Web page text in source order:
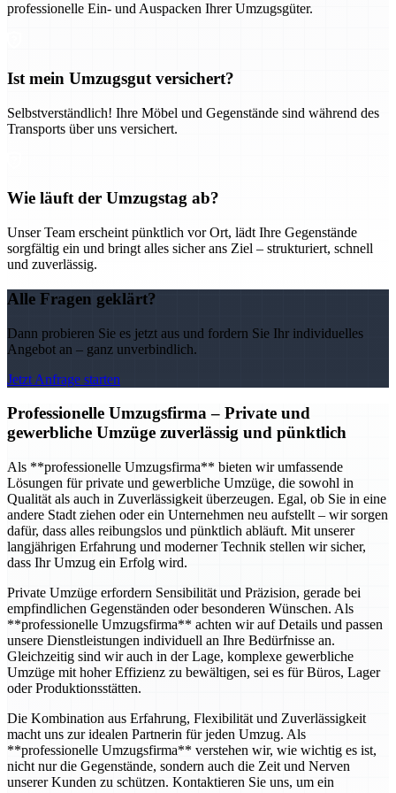
professionelle Ein- und Auspacken Ihrer Umzugsgüter.
Ist mein Umzugsgut versichert?
Selbstverständlich! Ihre Möbel und Gegenstände sind während des
Transports über uns versichert.
Wie läuft der Umzugstag ab?
Unser Team erscheint pünktlich vor Ort, lädt Ihre Gegenstände
sorgfältig ein und bringt alles sicher ans Ziel – strukturiert, schnell
und zuverlässig.
Alle Fragen geklärt?
Dann probieren Sie es jetzt aus und fordern Sie Ihr individuelles
Angebot an – ganz unverbindlich.
Jetzt Anfrage starten
Professionelle Umzugsfirma– Private und
gewerbliche Umzüge zuverlässig und pünktlich
Als **professionelle Umzugsfirma** bieten wir umfassende
Lösungen für private und gewerbliche Umzüge, die sowohl in
Qualität als auch in Zuverlässigkeit überzeugen. Egal, ob Sie in eine
andere Stadt ziehen oder ein Unternehmen neu aufstellt – wir sorgen
dafür, dass alles reibungslos und pünktlich abläuft. Mit unserer
langjährigen Erfahrung und moderner Technik stellen wir sicher,
dass Ihr Umzug ein Erfolg wird.
Private Umzüge erfordern Sensibilität und Präzision, gerade bei
empfindlichen Gegenständen oder besonderen Wünschen. Als
**professionelle Umzugsfirma** achten wir auf Details und passen
unsere Dienstleistungen individuell an Ihre Bedürfnisse an.
Gleichzeitig sind wir auch in der Lage, komplexe gewerbliche
Umzüge mit hoher Effizienz zu bewältigen, sei es für Büros, Lager
oder Produktionsstätten.
Die Kombination aus Erfahrung, Flexibilität und Zuverlässigkeit
macht uns zur idealen Partnerin für jeden Umzug. Als
**professionelle Umzugsfirma** verstehen wir, wie wichtig es ist,
nicht nur die Gegenstände, sondern auch die Zeit und Nerven
unserer Kunden zu schützen. Kontaktieren Sie uns, um ein